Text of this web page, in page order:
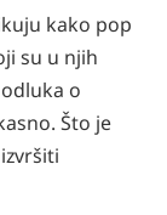
kako pop
su u njih
o
Što je